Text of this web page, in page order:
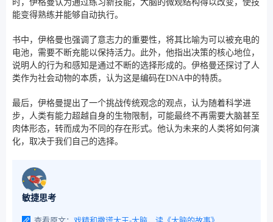
时，伊格曼认为通过练习新技能，大脑的微观结构得以改变，使技
能变得熟练并能够自动执行。
书中，伊格曼也强调了意志力的重要性，将其比喻为可以被充电的
电池，需要不断充能以保持活力。此外，他指出决策的核心地位，
说明人的行为和感知是通过不断的选择形成的。伊格曼还探讨了人
类作为社会动物的本质，认为这是编码在DNA中的特质。
最后，伊格曼提出了一个挑战传统观念的观点，认为随着科学进
步，人类有能力超越自身的生物限制，可能最终不再需要大脑甚至
肉体形态，转而成为不同的存在形式。他认为未来的人类将如何演
化，取决于我们自己的选择。
敏捷思考